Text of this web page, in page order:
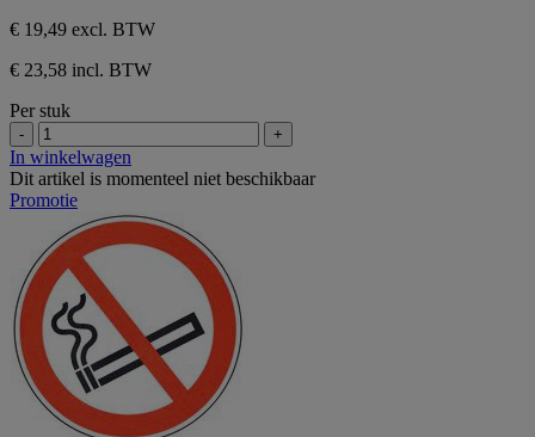
5
sterren.
€ 19,49 excl. BTW
€ 23,58 incl. BTW
Per stuk
- +
In winkelwagen
Dit artikel is momenteel niet beschikbaar
Promotie